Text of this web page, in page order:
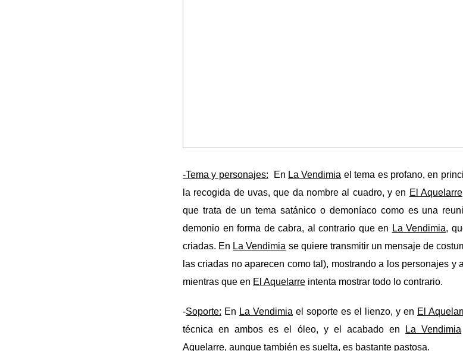
-Tema y personajes: En La Vendimia el tema es profano, en
la recogida de uvas, que da nombre al cuadro, y en El Aquelarre
que trata de un tema satánico o demoníaco como es una
demonio en forma de cabra, al contrario que en La Vendimia,
criadas. En La Vendimia se quiere transmitir un mensaje de
las criadas no aparecen como tal), mostrando a los personajes y
mientras que en El Aquelarre intenta mostrar todo lo contrario.
-Soporte: En La Vendimia el soporte es el lienzo, y en El
técnica en ambos es el óleo, y el acabado en
La Vendimia
Aquelarre, aunque también es suelta, es bastante pastosa.